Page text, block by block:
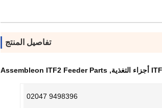
تفاصيل المنتج
,
Assembleon ITF2 Feeder Parts
9498396 02047